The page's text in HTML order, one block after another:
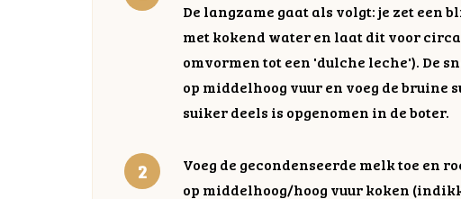
De langzame gaat als volgt: je zet een
met kokend water en laat dit voor
omvormen tot een 'dulche leche'). De
op middelhoog vuur en voeg de bruine
suiker deels is opgenomen in de boter.
Voeg de gecondenseerde melk toe en
op middelhoog/hoog vuur koken